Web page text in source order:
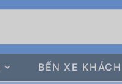
BẾN XE KHÁCH